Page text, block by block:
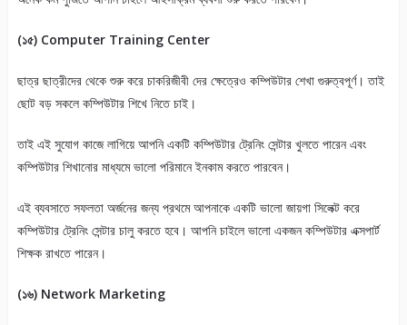
(১৫) Computer Training Center
ছাত্র ছাত্রীদের থেকে শুরু করে চাকরিজীবী দের ক্ষেত্রেও কম্পিউটার শেখা গুরুত্বপূর্ণ। তাই
ছোট বড় সকলে কম্পিউটার শিখে নিতে চাই।
তাই এই সুযোগ কাজে লাগিয়ে আপনি একটি কম্পিউটার ট্রেনিং সেন্টার খুলতে পারেন এবং
কম্পিউটার শিখানোর মাধ্যমে ভালো পরিমানে ইনকাম করতে পারবেন।
এই ব্যবসাতে সফলতা অর্জনের জন্য প্রথমে আপনাকে একটি ভালো জায়গা সিলেক্ট করে
কম্পিউটার ট্রেনিং সেন্টার চালু করতে হবে। আপনি চাইলে ভালো একজন কম্পিউটার এক্সপার্ট
শিক্ষক রাখতে পারেন।
(১৬) Network Marketing